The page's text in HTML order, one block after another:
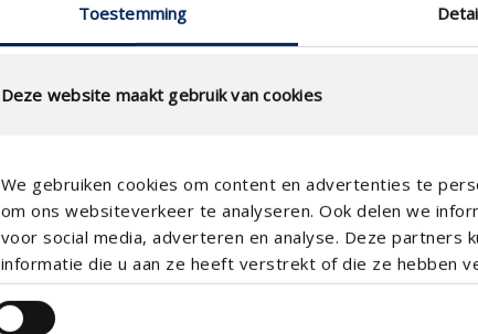
Toestemming
Deze website maakt gebruik van cookies
We gebruiken cookies om content en advertenties te
om ons websiteverkeer te analyseren. Ook delen we
voor social media, adverteren en analyse. Deze partners
informatie die u aan ze heeft verstrekt of die ze hebben